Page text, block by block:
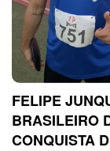
FELIPE
BRASILEIRO
CONQUISTA